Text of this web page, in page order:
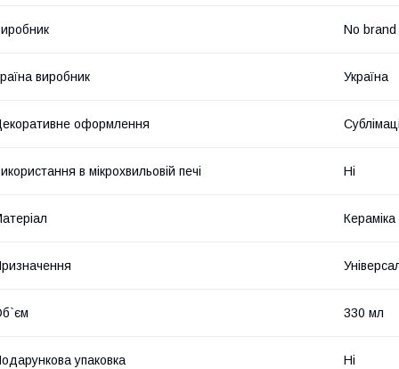
No brand
виробник Україна
оформлення
в мікрохвильовій печі Ні
Кераміка
330 мл
упаковка Ні